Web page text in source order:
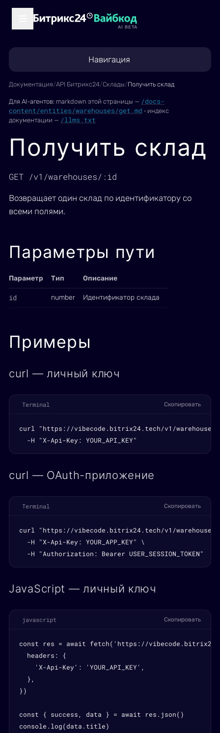
AI BETA
Навигация
Документация/API Битрикс24/Склады/Получить склад
Для AI-агентов: markdown этой страницы — /docs-
content/entities/warehouses/get.md · индекс
документации — /llms.txt
Получить склад
GET /v1/warehouses/:id
Возвращает один склад по идентификатору со
всеми полями.
Параметры пути
Параметр Тип Описание
id number Идентификатор склада
Примеры
curl — личный ключ
Terminal Скопировать
curl "https://vibecode.bitrix24.tech/v1/
  -H "X-Api-Key: YOUR_API_KEY"
curl — OAuth-приложение
Terminal Скопировать
curl "https://vibecode.bitrix24.tech/v1/
  -H "X-Api-Key: YOUR_APP_KEY" \
  -H "Authorization: Bearer USER_SESSION_TOKEN"
JavaScript — личный ключ
javascript Скопировать
const res = await fetch('https://
  headers: {
    'X-Api-Key': 'YOUR_API_KEY',
  },
})
const { success, data } = await res.json()
console.log(data.title)